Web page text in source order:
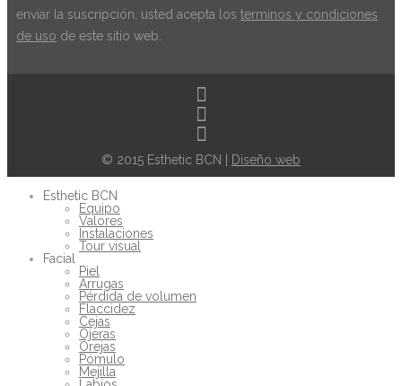
enviar la suscripción, usted acepta los terminos y condiciones
de uso de este sitio web.
© 2015 Esthetic BCN | Diseño web
Esthetic BCN
Equipo
Valores
Instalaciones
Tour visual
Facial
Piel
Arrugas
Pérdida de volumen
Flaccidez
Cejas
Ojeras
Orejas
Pómulo
Mejilla